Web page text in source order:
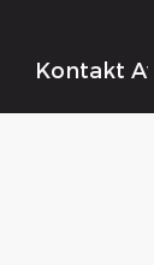
Kontakt